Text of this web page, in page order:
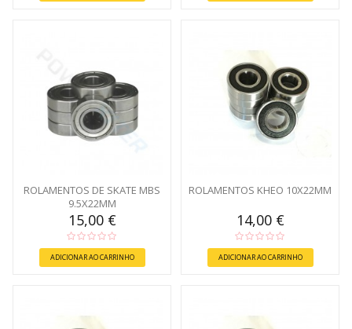
ROLAMENTOS DE SKATE MBS
9.5X22MM
15,00 €
ADICIONAR AO CARRINHO
ROLAMENTOS KHEO 10X22MM
14,00 €
ADICIONAR AO CARRINHO